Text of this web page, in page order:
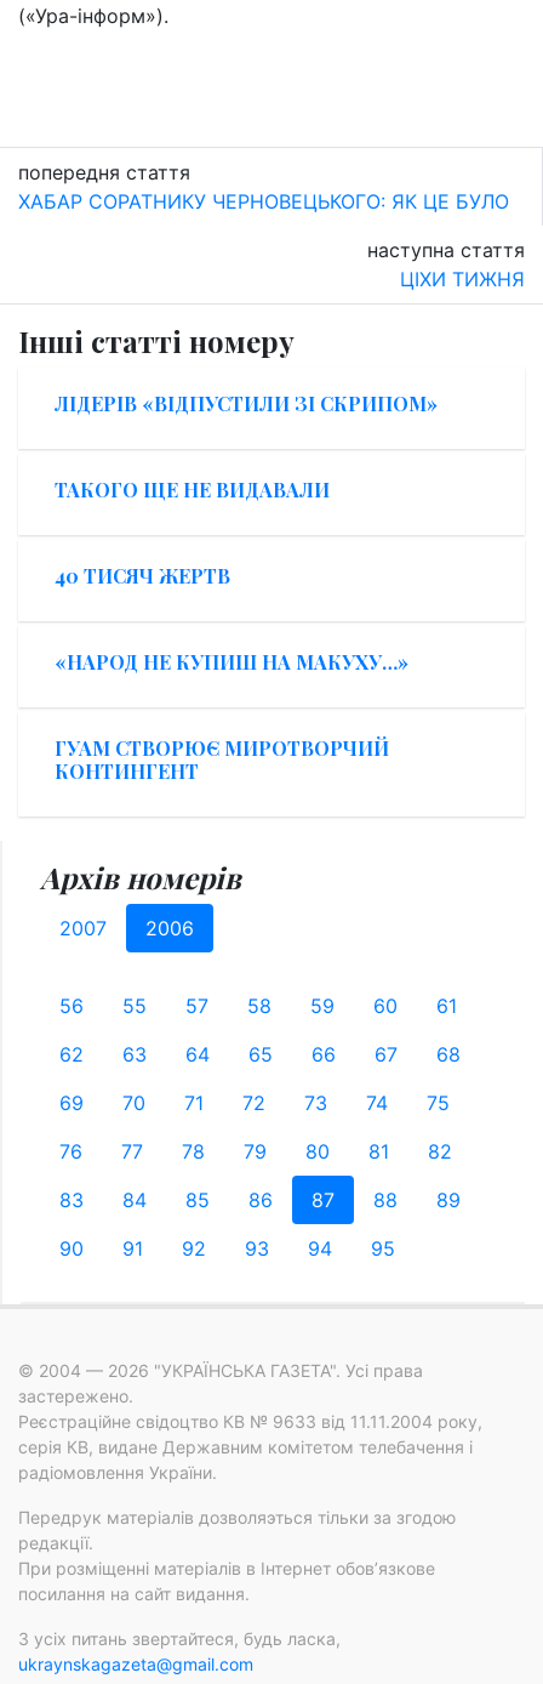
(«Ура-інформ»).
попередня стаття
ХАБАР СОРАТНИКУ ЧЕРНОВЕЦЬКОГО: ЯК ЦЕ БУЛО
наступна стаття
ЦІХИ ТИЖНЯ
Інші статті номеру
ЛІДЕРІВ «ВІДПУСТИЛИ ЗІ СКРИПОМ»
ТАКОГО ЩЕ НЕ ВИДАВАЛИ
40 ТИСЯЧ ЖЕРТВ
«НАРОД НЕ КУПИШ НА МАКУХУ…»
ГУАМ СТВОРЮЄ МИРОТВОРЧИЙ
КОНТИНГЕНТ
Архів номерів
2007 2006
56 55 57 58 59 60
61
62
63 64 65 66 67
68
69
70 71 72 73 74
75
76
77 78 79 80 81
82
83
84 85 86 87 88
89
90
91 92 93 94 95
© 2004 — 2026 "УКРАЇНСЬКА ГАЗЕТА". Усі права
застережено.
Реєстраційне свідоцтво КВ № 9633 від 11.11.2004 року,
серія КВ, видане Державним комітетом телебачення і
радіомовлення України.
Передрук матеріалів дозволяэться тільки за згодою
редакції.
При розміщенні матеріалів в Інтернет обов’язкове
посилання на сайт видання.
З усіх питань звертайтеся, будь ласка,
ukraynskagazeta@gmail.com